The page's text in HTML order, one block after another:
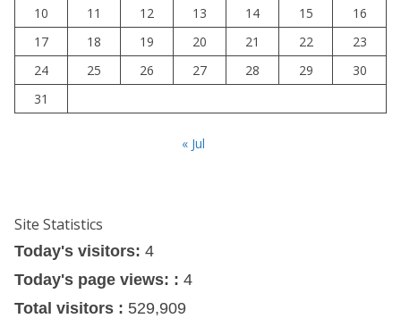
10
11 12 13 14 15
16
17
18 19 20 21 22
23
24
25 26 27 28 29
30
31
« Jul
Site Statistics
Today's visitors: 4
Today's page views: : 4
Total visitors : 529,909